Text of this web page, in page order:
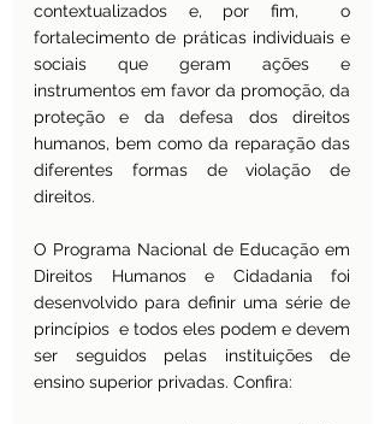
contextualizados e, por fim,  o
fortalecimento de práticas individuais e
sociais que geram ações e
instrumentos em favor da promoção, da
proteção e da defesa dos direitos
humanos, bem como da reparação das
diferentes formas de violação de
direitos.
O Programa Nacional de Educação em
Direitos Humanos e Cidadania foi
desenvolvido para definir uma série de
princípios  e todos eles podem e devem
ser seguidos pelas instituições de
ensino superior privadas. Confira: